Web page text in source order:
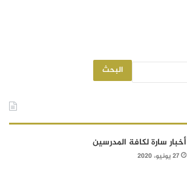
البحث
أخبار سارة لكافة المدرسين
27 يونيو، 2020